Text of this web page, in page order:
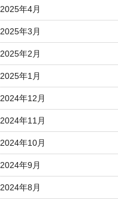
2025年4月
2025年3月
2025年2月
2025年1月
2024年12月
2024年11月
2024年10月
2024年9月
2024年8月